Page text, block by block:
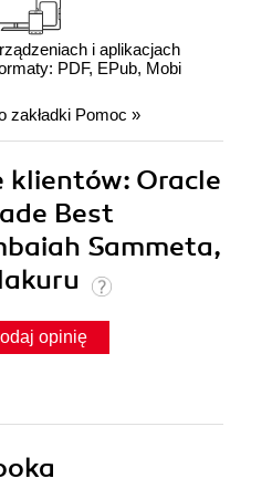
i aplikacjach
PDF, EPub, Mobi
zakładki Pomoc »
klientów: Oracle
Best
Sammeta,
opinię